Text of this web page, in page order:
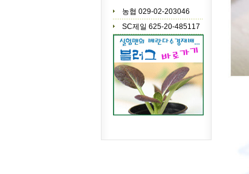
농협 029-02-203046
SC제일 625-20-485117